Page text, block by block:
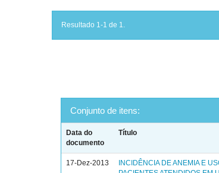
Resultado 1-1 de 1.
Conjunto de itens:
Data do
documento
Título
17-Dez-2013
INCIDÊNCIA DE ANEMIA E